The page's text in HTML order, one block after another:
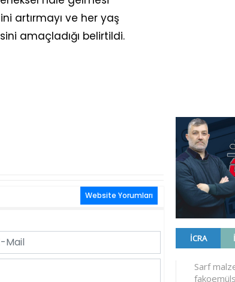
artırmayı ve her yaş
amaçladığı belirtildi.
Website Yorumları